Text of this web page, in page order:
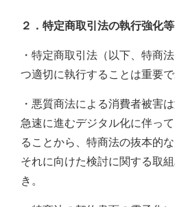
２．特定商取引法の執行強化等
・特定商取引法（以下、特商
つ適切に執行することは重要で
・悪質商法による消費者被害
急速に進むデジタル化に伴っ
ることから、特商法の抜本的
それに向けた検討に関する取
き。